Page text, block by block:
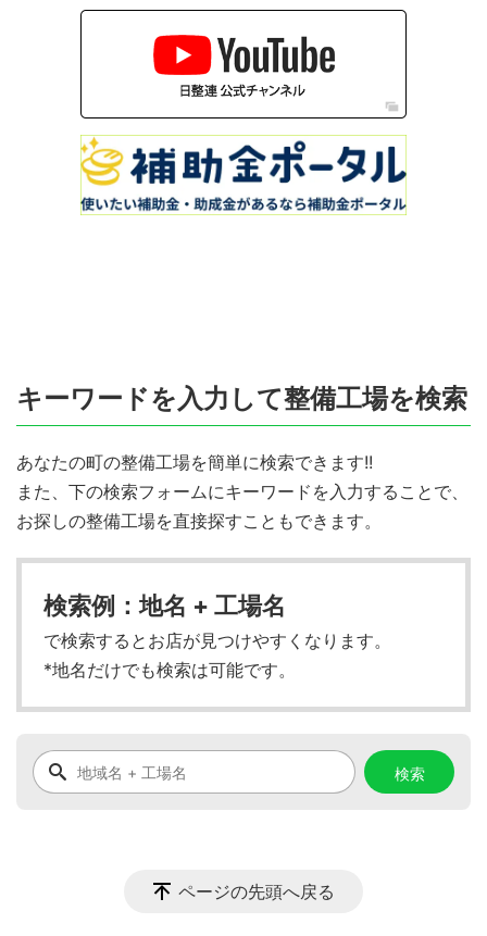
キーワードを入力して整備工場を検索
あなたの町の整備工場を簡単に検索できます!!
また、下の検索フォームにキーワードを入力することで、
お探しの整備工場を直接探すこともできます。
検索例：地名 + 工場名
で検索するとお店が見つけやすくなります。
*地名だけでも検索は可能です。
ページの先頭へ戻る